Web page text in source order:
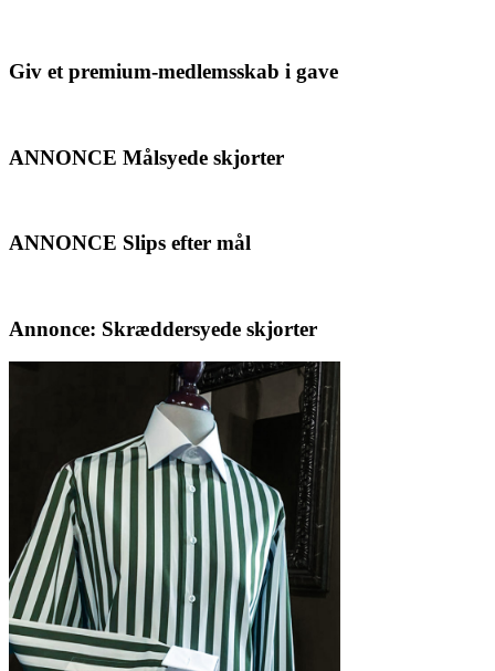
Giv et premium-medlemsskab i gave
ANNONCE Målsyede skjorter
ANNONCE Slips efter mål
Annonce: Skræddersyede skjorter